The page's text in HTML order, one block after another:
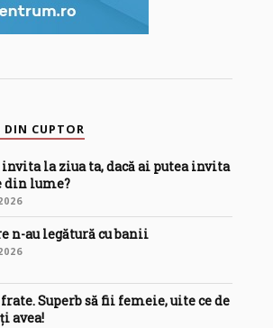
DIN CUPTOR
invita la ziua ta, dacă ai putea invita
din lume?
n-au legătură cu banii
Superb să fii femeie, uite ce de
avea!